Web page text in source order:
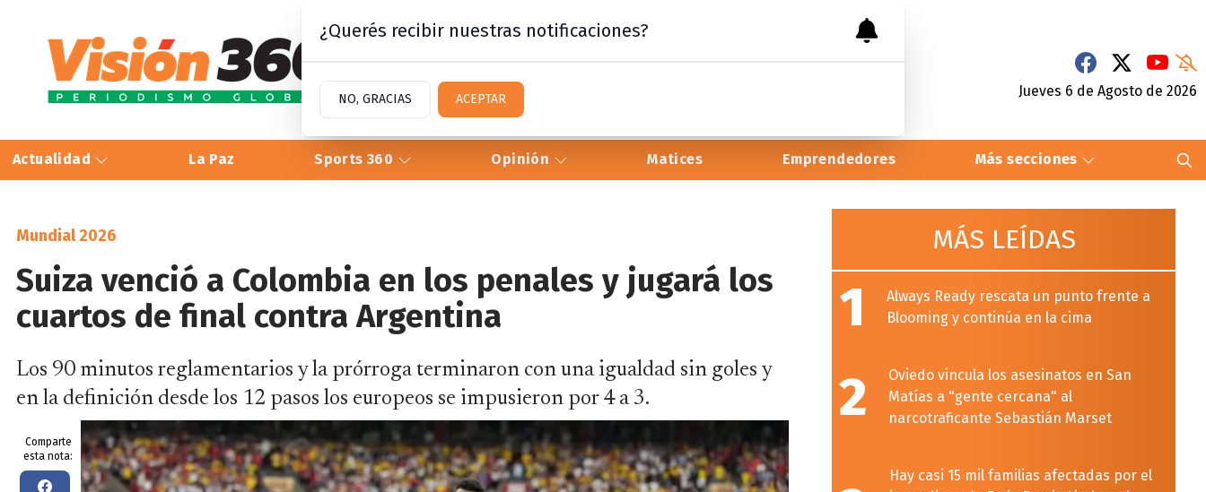
Jueves 6 de Agosto de 2026
Actualidad La Paz Sports 360 Opinión Matices Emprendedores Más secciones
Mundial 2026
Suiza venció a Colombia en los penales y jugará los
cuartos de final contra Argentina
Los 90 minutos reglamentarios y la prórroga terminaron con una igualdad sin goles y
en la definición desde los 12 pasos los europeos se impusieron por 4 a 3.
Comparte
esta nota:
MÁS LEÍDAS
1
Always Ready rescata un punto frente a
Blooming y continúa en la cima
2
Oviedo vincula los asesinatos en San
Matías a "gente cercana" al
narcotraficante Sebastián Marset
Hay casi 15 mil familias afectadas por el
¿Querés recibir nuestras notificaciones?
NO, GRACIAS ACEPTAR